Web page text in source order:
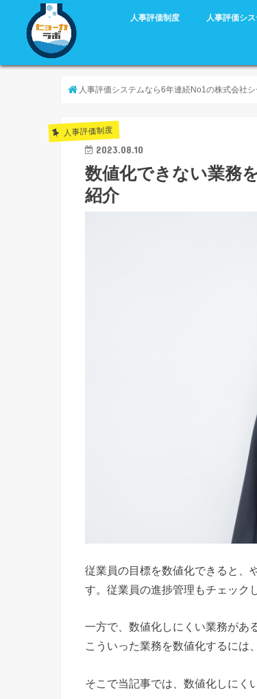
人事評価制度 人事評価シ
人事評価システムなら6年連続No1の株式会社
人事評価制度
2023.08.10
数値化できない業務
紹介
従業員の目標を数値化できると、
す。従業員の進捗管理もチェック
一方で、数値化しにくい業務があ
こういった業務を数値化するには
そこで当記事では、数値化しにく